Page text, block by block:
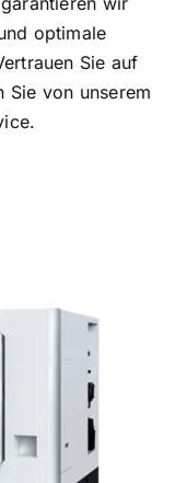
optimale
Sie auf
Sie von unserem